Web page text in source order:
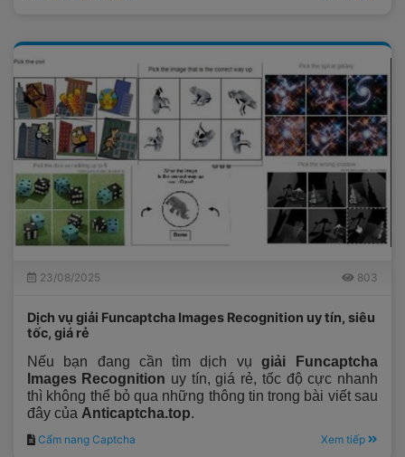
23/08/2025 803
Dịch vụ giải Funcaptcha Images Recognition uy tín, siêu
tốc, giá rẻ
Nếu bạn đang cần tìm dịch vụ giải Funcaptcha
Images Recognition uy tín, giá rẻ, tốc độ cực nhanh
thì không thể bỏ qua những thông tin trong bài viết sau
đây của Anticaptcha.top.
Cẩm nang Captcha Xem tiếp